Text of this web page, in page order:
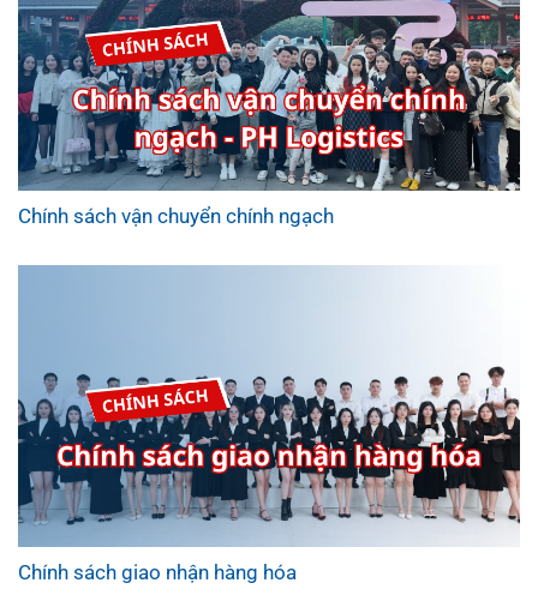
Chính sách vận chuyển chính ngạch
Chính sách giao nhận hàng hóa